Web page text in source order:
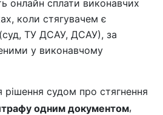
онлайн сплати виконавчих
коли стягувачем є
ТУ ДСАУ, ДСАУ), за
у виконавчому
рішення судом про стягнення
одним документом,